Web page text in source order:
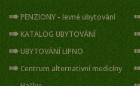
PENZIONY - levné ubytování
KATALOG UBYTOVÁNÍ
UBYTOVÁNÍ LIPNO
Centrum alternativní medicíny